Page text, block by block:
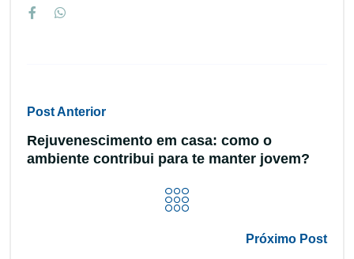
Post Anterior
Rejuvenescimento em casa: como o
ambiente contribui para te manter jovem?
Próximo Post